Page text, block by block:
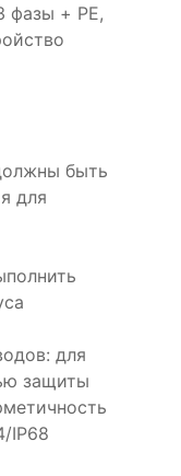
фазы + PE,
быть
для
для
защиты
IP68